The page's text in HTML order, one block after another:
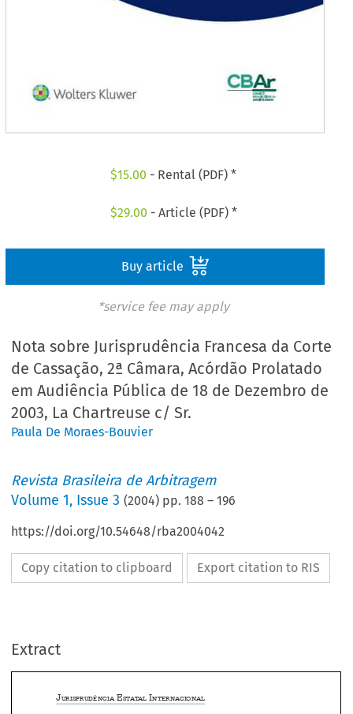
$15.00 - Rental (PDF) *
$29.00 - Article (PDF) *
Buy article
*service fee may apply
Nota sobre Jurisprudência Francesa da Corte
de Cassação, 2ª Câmara, Acórdão Prolatado
em Audiência Pública de 18 de Dezembro de
2003, La Chartreuse c/ Sr.
Paula De Moraes-Bouvier
Revista Brasileira de Arbitragem
Volume1, Issue 3 (2004) pp.188 –196
https://doi.org/10.54648/rba2004042
Copy citation to clipboard Export citation to RIS
Extract
     
Nota sobre Jurisprudência Francesa da